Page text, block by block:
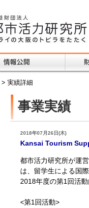
> 実績詳細
事業実績
2018年07月26日(木)
Kansai Tourism
都市活力研究所が運
は、留学生による国
2018年度の第1回活
<第1回活動>